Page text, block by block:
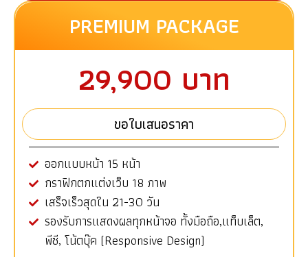
PREMIUM PACKAGE
29,900 บาท
ขอใบเสนอราคา
ออกแบบหน้า 15 หน้า
กราฟิกตกแต่งเว็บ 18 ภาพ
เสร็จเร็วสุดใน 21-30 วัน
รองรับการแสดงผลทุกหน้าจอ ทั้งมือถือ,แท็บเล็ต,
พีซี, โน้ตบุ๊ค (Responsive Design)